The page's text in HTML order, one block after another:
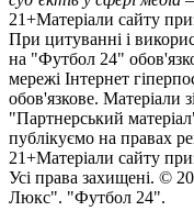
21+Матеріали сайту
При цитуванні і
на "Футбол 24"
мережі Інтернет
обов'язкове. Матеріали
"Партнерський
публікуємо на правах
21+Матеріали сайту
Усi права захищенi. ©
Люкс". "Футбол 24".